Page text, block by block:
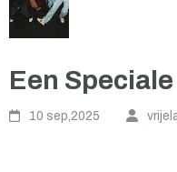
Een
10 sep,2025